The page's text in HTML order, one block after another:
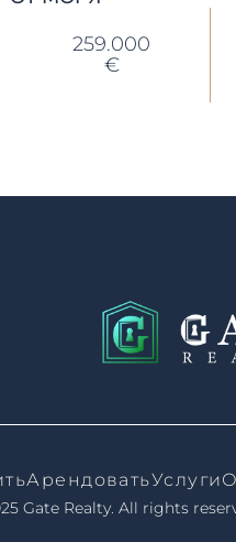
259.000
€
АрендоватьУслуги
Gate Realty.All rights